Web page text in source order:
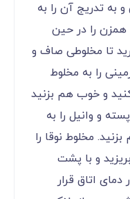
به تدریج آن را به
را در حین
تا مخلوطی صاف و
را به مخلوط
و خوب هم بزنید
و وانیل را به
مخلوط نوقا را
و با پشت
اتاق قرار